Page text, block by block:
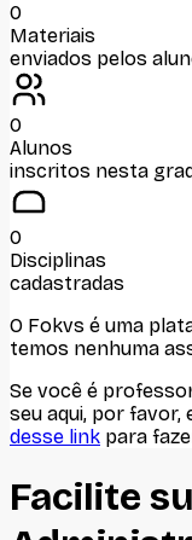
0
Materiais
enviados pelos
0
Alunos
inscritos nesta
0
Disciplinas
cadastradas
O Fokvs é uma
temos nenhuma
Se você é
seu aqui, por
desse link para
Facilite